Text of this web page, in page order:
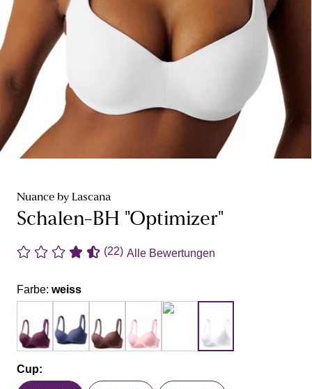
Nuance by Lascana
Schalen-BH "Optimizer"
(22) Alle Bewertungen
Farbe: weiss
Cup: